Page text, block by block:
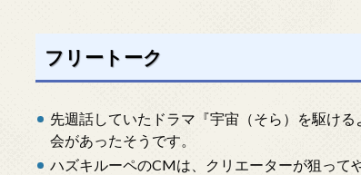
フリートーク
先週話していたドラマ『宇宙（そら）を駆け
会があったそうです。
ハズキルーペのCMは、クリエーターが狙って